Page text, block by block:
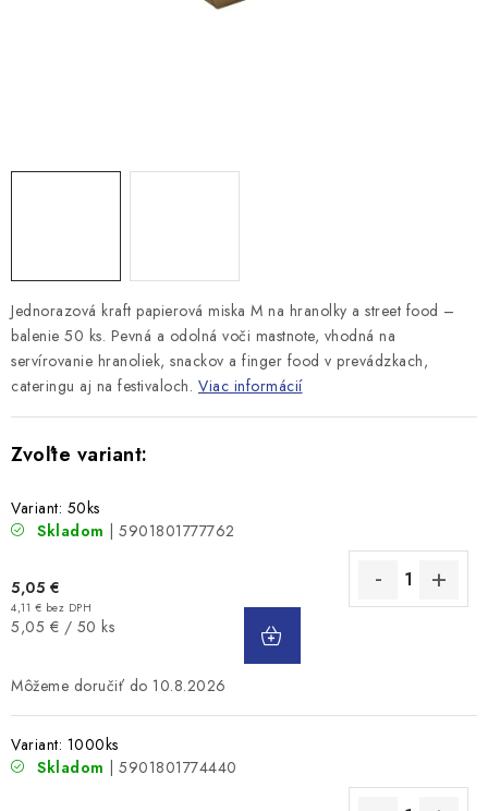
Jednorazová kraft papierová miska M na hranolky a street food –
balenie 50 ks. Pevná a odolná voči mastnote, vhodná na
servírovanie hranoliek, snackov a finger food v prevádzkach,
cateringu aj na festivaloch. Viac informácií
Variant: 50ks
Skladom
| 5901801777762
5,05 €
4,11 € bez DPH
Jednotková
5,05 € / 50 ks
10.8.2026
Variant: 1000ks
Skladom
| 5901801774440